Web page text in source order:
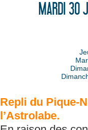
MARDI 30
Repli du Pique-
l’Astrolabe.